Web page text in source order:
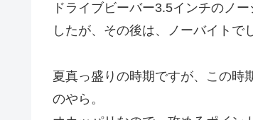
ドライブビーバー3.5インチのノ
したが、その後は、ノーバイトで
夏真っ盛りの時期ですが、この時
のやら。